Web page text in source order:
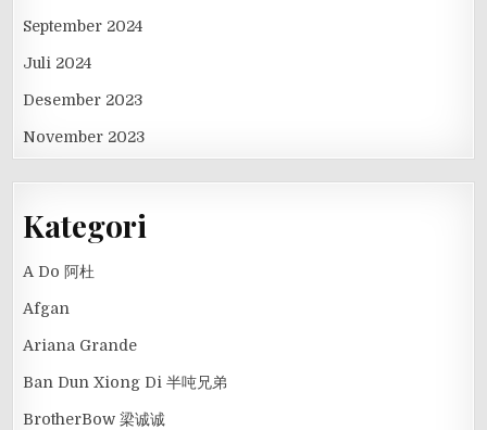
September 2024
Juli 2024
Desember 2023
November 2023
Kategori
A Do 阿杜
Afgan
Ariana Grande
Ban Dun Xiong Di 半吨兄弟
BrotherBow 梁诚诚